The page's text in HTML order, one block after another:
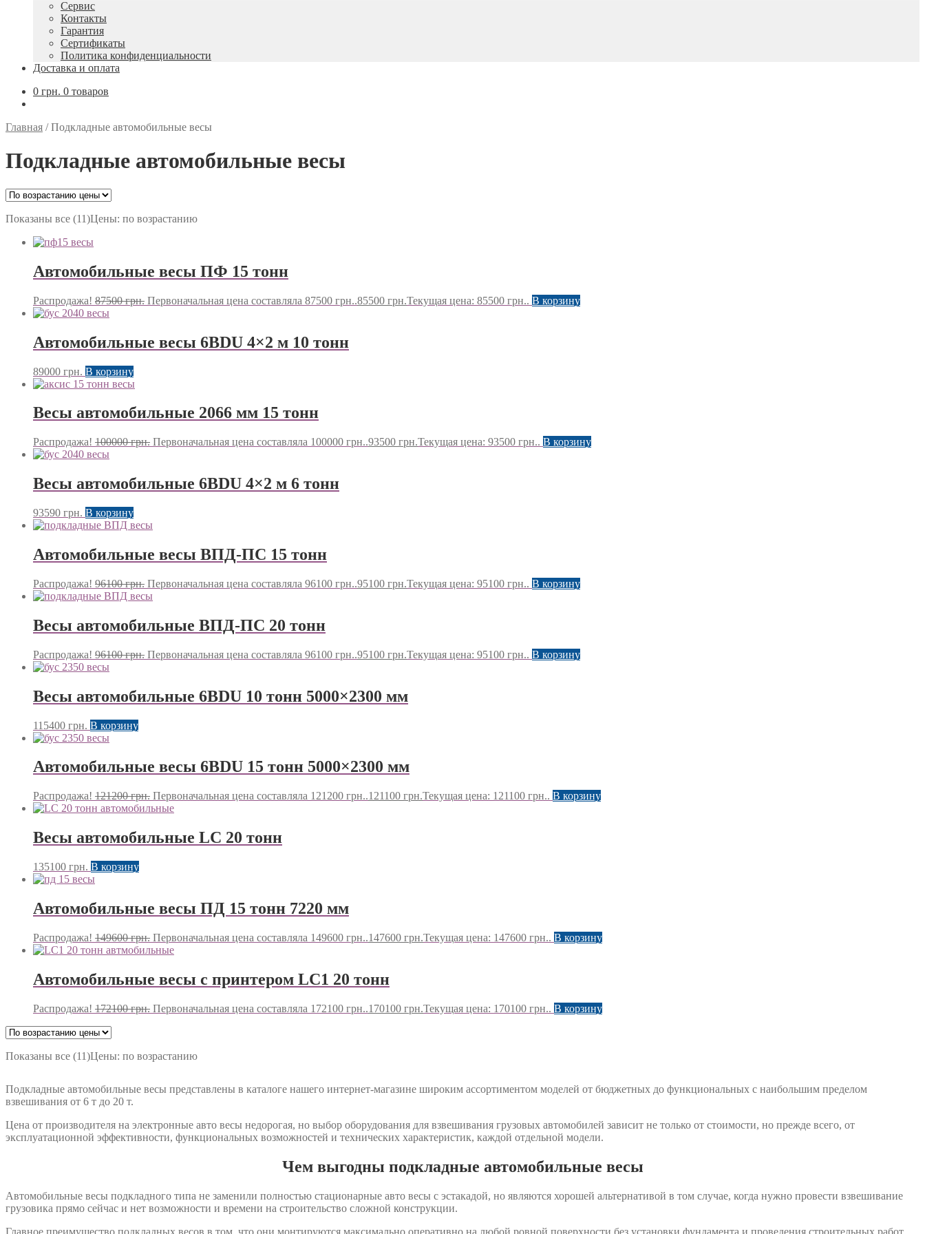
Сервис
Контакты
Гарантия
Сертификаты
Политика конфиденциальности
Доставка и оплата
0 грн. 0 товаров
Главная /Подкладные автомобильные весы
Подкладные автомобильные весы
Показаны все (11)Цены: по возрастанию
Автомобильные весы ПФ 15 тонн
Распродажа! 87500грн. Первоначальная цена составляла 87500 грн..85500 грн.Текущая цена: 85500 грн.. В корзину
Автомобильные весы 6BDU 4×2 м 10 тонн
89000 грн. В корзину
Весы автомобильные 2066 мм 15 тонн
Распродажа! 100000грн. Первоначальная цена составляла 100000 грн..93500 грн.Текущая цена: 93500 грн.. В корзину
Весы автомобильные 6BDU 4×2 м 6 тонн
93590 грн. В корзину
Автомобильные весы ВПД-ПС 15 тонн
Распродажа! 96100грн. Первоначальная цена составляла 96100 грн..95100 грн.Текущая цена: 95100 грн.. В корзину
Весы автомобильные ВПД-ПС 20 тонн
Распродажа! 96100грн. Первоначальная цена составляла 96100 грн..95100 грн.Текущая цена: 95100 грн.. В корзину
Весы автомобильные 6BDU 10 тонн 5000×2300 мм
115400 грн. В корзину
Автомобильные весы 6BDU 15 тонн 5000×2300 мм
Распродажа! 121200грн. Первоначальная цена составляла 121200 грн..121100 грн.Текущая цена: 121100 грн.. В корзину
Весы автомобильные LC 20 тонн
135100 грн. В корзину
Автомобильные весы ПД 15 тонн 7220 мм
Распродажа! 149600грн. Первоначальная цена составляла 149600 грн..147600 грн.Текущая цена: 147600 грн.. В корзину
Автомобильные весы с принтером LC1 20 тонн
Распродажа! 172100грн. Первоначальная цена составляла 172100 грн..170100 грн.Текущая цена: 170100 грн.. В корзину
Показаны все (11)Цены: по возрастанию
Подкладные автомобильные весы представлены в каталоге нашего интернет-магазине широким ассортиментом моделей от бюджетных до функциональных с наибольшим пределом
взвешивания от 6 т до 20 т.
Цена от производителя на электронные авто весы недорогая, но выбор оборудования для взвешивания грузовых автомобилей зависит не только от стоимости, но прежде всего, от
эксплуатационной эффективности, функциональных возможностей и технических характеристик, каждой отдельной модели.
Чем выгодны подкладные автомобильные весы
Автомобильные весы подкладного типа не заменили полностью стационарные авто весы с эстакадой, но являются хорошей альтернативой в том случае, когда нужно провести взвешивание
грузовика прямо сейчас и нет возможности и времени на строительство сложной конструкции.
Главное преимущество подкладных весов в том, что они монтируются максимально оперативно на любой ровной поверхности без установки фундамента и проведения строительных работ.